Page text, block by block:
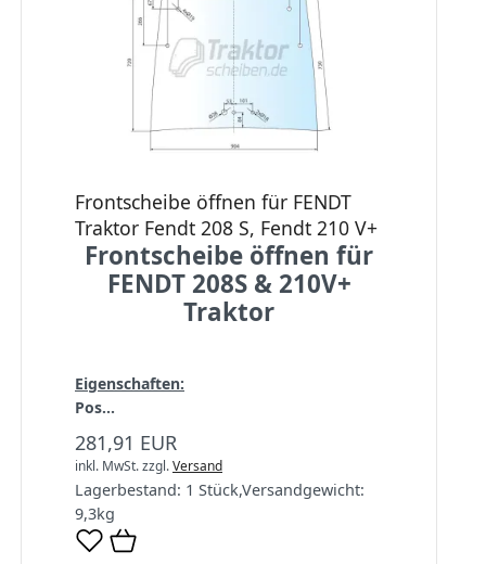
Frontscheibe öffnen für FENDT
Traktor Fendt 208 S, Fendt 210 V+
Frontscheibe öffnen für
FENDT 208S & 210V+
Traktor
Eigenschaften:
Pos...
281,91 EUR
inkl. MwSt.zzgl.Versand
Lagerbestand: 1 Stück,Versandgewicht:
9,3kg